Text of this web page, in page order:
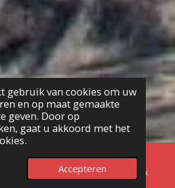
gebruik van cookies om uw
en op maat gemaakte
geven. Door op
gaat u akkoord met het
Accepteren
Telefoonnummer Facebook